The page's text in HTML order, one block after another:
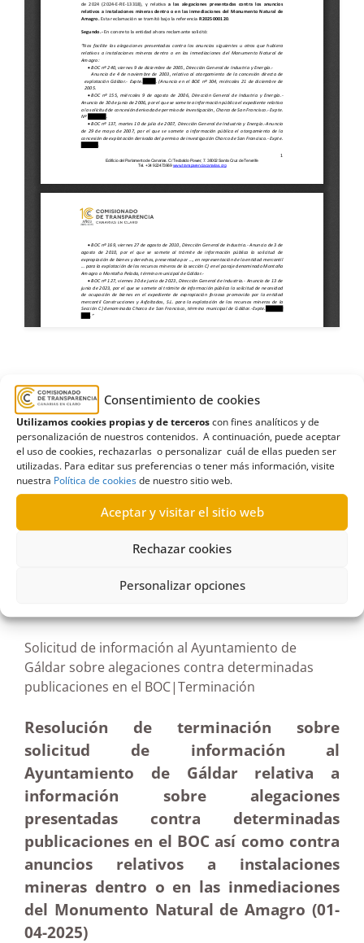
Consentimiento de cookies
Utilizamos cookies propias y de terceroscon fines analíticos y de
personalización de nuestros contenidos. A continuación, puede aceptar
el uso de cookies, rechazarlas o personalizar cuál de ellas pueden ser
utilizadas. Para editar sus preferencias o tener más información, visite
nuestra Política de cookiesde nuestro sitio web.
Aceptar y visitar el sitio web
Rechazar cookies
Personalizar opciones
Amagro,Asociación Cultural Altahay
autónomos,
consejería,Economía,estimatoria formal,
Gobierno de Canarias,Gran Canaria,Industria,
minas,monumento natural,Terminación
Solicitud de información al Ayuntamiento de
Gáldar sobre alegaciones contra determinadas
publicaciones en el BOC|Terminación
Resolución de terminación sobre
solicitud de información al
Ayuntamiento de Gáldar relativa a
información sobre alegaciones
presentadas contra determinadas
publicaciones en el BOC así como contra
anuncios relativos a instalaciones
mineras dentro o en las inmediaciones
del Monumento Natural de Amagro (01-
04-2025)